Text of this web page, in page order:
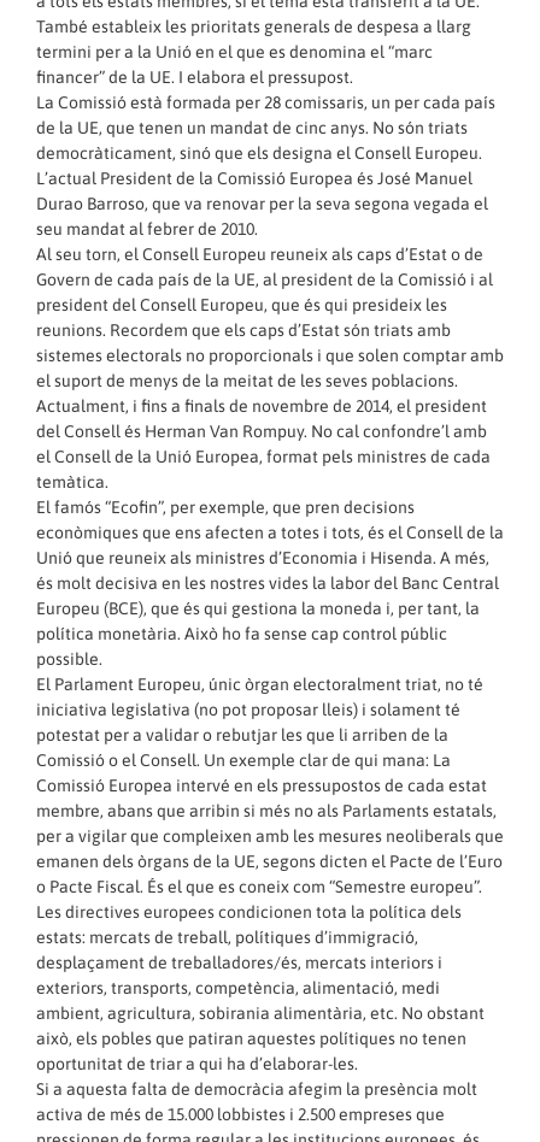
També estableix les prioritats generals de despesa a llarg
termini per a la Unió en el que es denomina el “marc
financer” de la UE. I elabora el pressupost.
La Comissió està formada per 28 comissaris, un per cada país
de la UE, que tenen un mandat de cinc anys. No són triats
democràticament, sinó que els designa el Consell Europeu.
L’actual President de la Comissió Europea és José Manuel
Durao Barroso, que va renovar per la seva segona vegada el
seu mandat al febrer de 2010.
Al seu torn, el Consell Europeu reuneix als caps d’Estat o de
Govern de cada país de la UE, al president de la Comissió i al
president del Consell Europeu, que és qui presideix les
reunions. Recordem que els caps d’Estat són triats amb
sistemes electorals no proporcionals i que solen comptar amb
el suport de menys de la meitat de les seves poblacions.
Actualment, i fins a finals de novembre de 2014, el president
del Consell és Herman Van Rompuy. No cal confondre’l amb
el Consell de la Unió Europea, format pels ministres de cada
temàtica.
El famós “Ecofin”, per exemple, que pren decisions
econòmiques que ens afecten a totes i tots, és el Consell de la
Unió que reuneix als ministres d’Economia i Hisenda. A més,
és molt decisiva en les nostres vides la labor del Banc Central
Europeu (BCE), que és qui gestiona la moneda i, per tant, la
política monetària. Això ho fa sense cap control públic
possible.
El Parlament Europeu, únic òrgan electoralment triat, no té
iniciativa legislativa (no pot proposar lleis) i solament té
potestat per a validar o rebutjar les que li arriben de la
Comissió o el Consell. Un exemple clar de qui mana: La
Comissió Europea intervé en els pressupostos de cada estat
membre, abans que arribin si més no als Parlaments estatals,
per a vigilar que compleixen amb les mesures neoliberals que
emanen dels òrgans de la UE, segons dicten el Pacte de l’Euro
o Pacte Fiscal. És el que es coneix com “Semestre europeu”.
Les directives europees condicionen tota la política dels
estats: mercats de treball, polítiques d’immigració,
desplaçament de treballadores/és, mercats interiors i
exteriors, transports, competència, alimentació, medi
ambient, agricultura, sobirania alimentària, etc. No obstant
això, els pobles que patiran aquestes polítiques no tenen
oportunitat de triar a qui ha d’elaborar-les.
Si a aquesta falta de democràcia afegim la presència molt
activa de més de 15.000 lobbistes i 2.500 empreses que